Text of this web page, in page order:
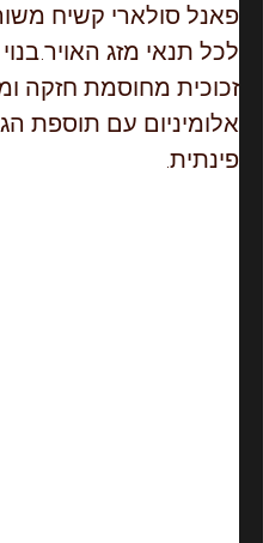
פאנל סולארי קשיח
לכל תנאי מזג
זכוכית מחוסמת חזקה
אלומיניום עם תוספת
פינתית.